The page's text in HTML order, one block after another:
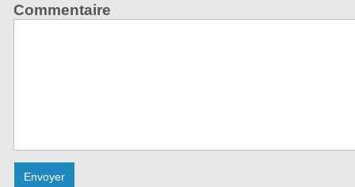
Commentaire